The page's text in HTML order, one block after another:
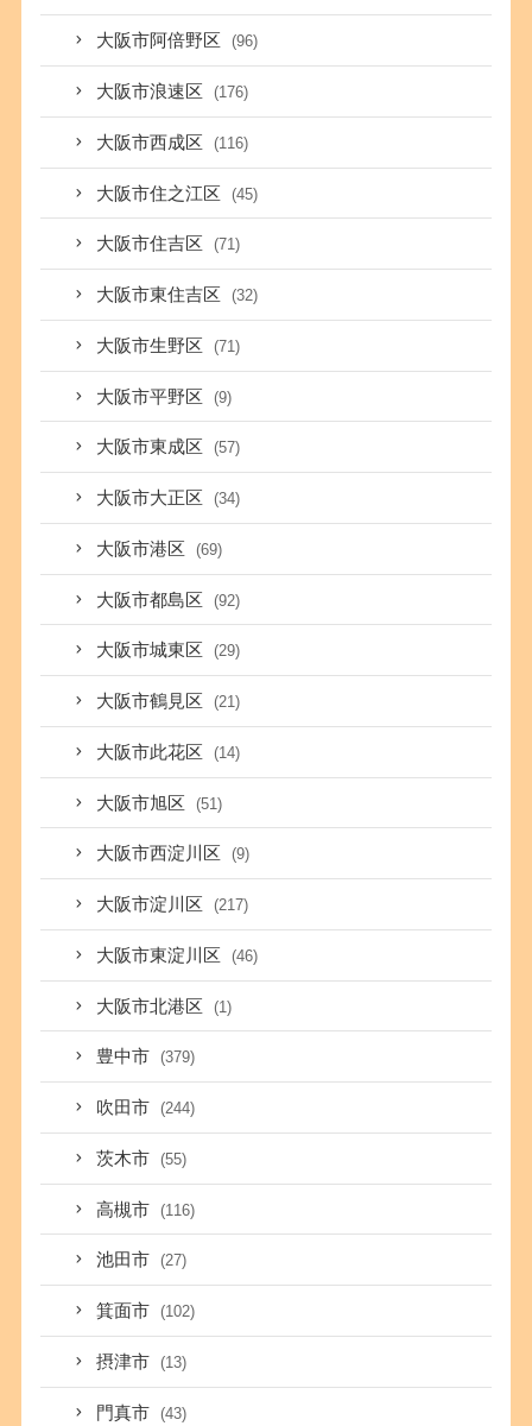
大阪市阿倍野区 (96)
大阪市浪速区 (176)
大阪市西成区 (116)
大阪市住之江区 (45)
大阪市住吉区 (71)
大阪市東住吉区 (32)
大阪市生野区 (71)
大阪市平野区 (9)
大阪市東成区 (57)
大阪市大正区 (34)
大阪市港区 (69)
大阪市都島区 (92)
大阪市城東区 (29)
大阪市鶴見区 (21)
大阪市此花区 (14)
大阪市旭区 (51)
大阪市西淀川区 (9)
大阪市淀川区 (217)
大阪市東淀川区 (46)
大阪市北港区 (1)
豊中市 (379)
吹田市 (244)
茨木市 (55)
高槻市 (116)
池田市 (27)
箕面市 (102)
摂津市 (13)
門真市 (43)